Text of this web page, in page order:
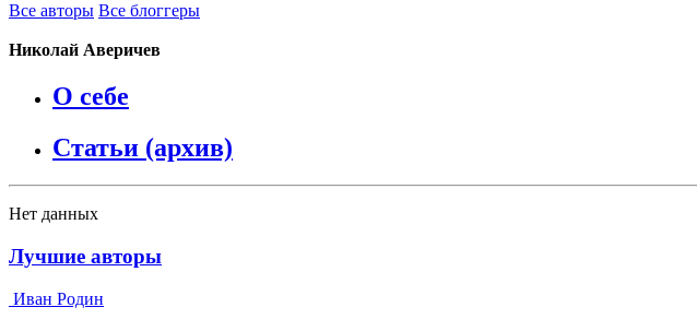
Все авторы Все блоггеры
Николай Аверичев
О себе
Статьи (архив)
Нет данных
Лучшие авторы
Иван Родин